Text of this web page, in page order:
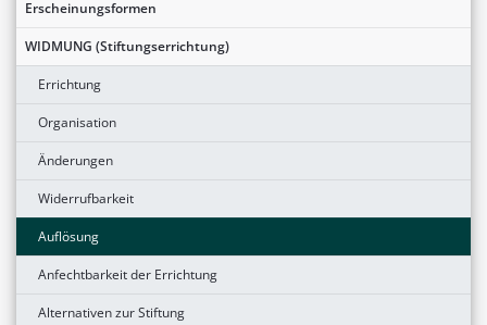
Erscheinungsformen
WIDMUNG (Stiftungserrichtung)
Errichtung
Organisation
Änderungen
Widerrufbarkeit
Auflösung
Anfechtbarkeit der Errichtung
Alternativen zur Stiftung